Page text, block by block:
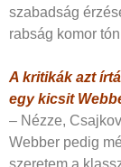
szabadság
rabság komor
A kritikák azt
egy kicsit
– Nézze,
Webber pedig